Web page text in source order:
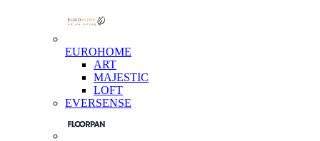
EUROHOME
ART
MAJESTIC
LOFT
EVERSENSE